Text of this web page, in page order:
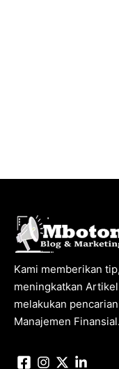
Kami memberikan
meningkatkan
melakukan
Manajemen Finansial.